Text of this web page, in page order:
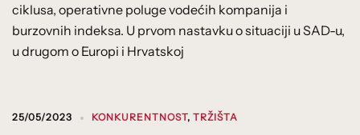
ciklusa, operativne poluge vodećih kompanija i
burzovnih indeksa. U prvom nastavku o situaciji u SAD-u,
u drugom o Europi i Hrvatskoj
25/05/2023 KONKURENTNOST, TRŽIŠTA